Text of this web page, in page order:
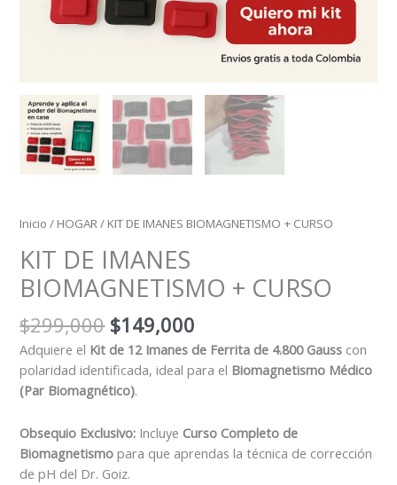
Inicio / HOGAR/ KIT DE IMANES BIOMAGNETISMO + CURSO
KIT DE IMANES
BIOMAGNETISMO + CURSO
$299,000 $149,000
Adquiere el Kit de 12 Imanes de Ferrita de 4.800 Gauss con
polaridad identificada, ideal para el Biomagnetismo Médico
(Par Biomagnético).
Obsequio Exclusivo: Incluye Curso Completo de
Biomagnetismo para que aprendas la técnica de corrección
de pH del Dr. Goiz.